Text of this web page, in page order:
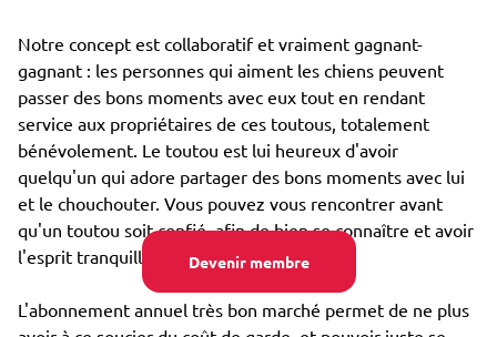
Devenir membre
Notre concept est collaboratif et vraiment gagnant-
gagnant : les personnes qui aiment les chiens peuvent
passer des bons moments avec eux tout en rendant
service aux propriétaires de ces toutous, totalement
bénévolement. Le toutou est lui heureux d'avoir
quelqu'un qui adore partager des bons moments avec lui
et le chouchouter. Vous pouvez vous rencontrer avant
qu'un toutou soit confié, afin de bien se connaître et avoir
l'esprit tranquille.
L'abonnement annuel très bon marché permet de ne plus